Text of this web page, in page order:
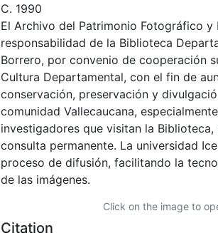
C. 1990
El Archivo del Patrimonio Fotográfico y
responsabilidad de la Biblioteca
Borrero, por convenio de cooperación
Cultura Departamental, con el fin de
conservación, preservación y
comunidad Vallecaucana,
investigadores que visitan la
consulta permanente. La universidad
proceso de difusión, facilitando la
de las imágenes.
Click on the image to
Citation